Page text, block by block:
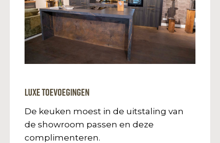
Luxe toevoegingen
De keuken moest in de uitstaling van
de showroom passen en deze
complimenteren.